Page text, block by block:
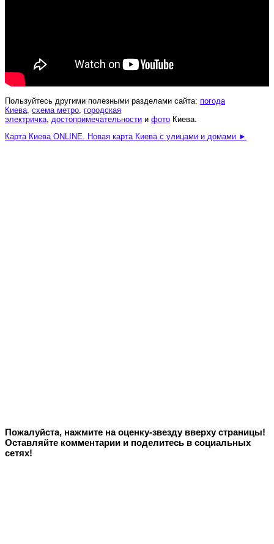
Пользуйтесь другими полезными разделами сайта: погода
Киева схема метро городская
электричка достопримечательности и фото Киева.
Карта Киева ONLINE. Новая карта Киева с улицами и домами ►
Пожалуйста, нажмите на оценку-звезду вверху страницы!
Оставляйте комментарии и поделитесь в социальных
сетях!